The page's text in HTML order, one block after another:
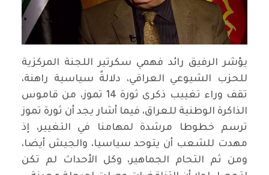
يؤشر الرفيق رائد فهمي سكرتير اللجنة المركزية
للحزب الشيوعي العراقي، دلالةً سياسية راهنة،
تقف وراء تغييب ذكرى ثورة 14 تموز، من قاموس
الذاكرة الوطنية للعراق، فيما أشار يجد أن ثورة تموز
ترسم خطوطا مرشدة لمهامنا في التغيير، إذ
مهدت للشعب أن يتوحد سياسيا، والجيش أيضا،
ومن ثم التحام الجماهير، وكل الأحداث لم تكن